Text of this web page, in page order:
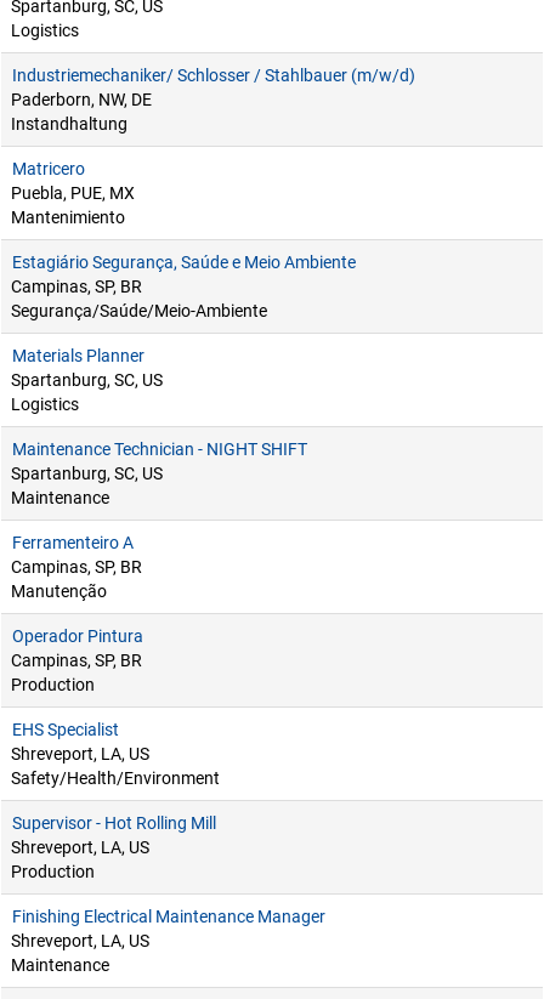
Spartanburg, SC, US
Logistics
Industriemechaniker/ Schlosser / Stahlbauer (m/w/d)
Paderborn, NW, DE
Instandhaltung
Matricero
Puebla, PUE, MX
Mantenimiento
Estagiário Segurança, Saúde e Meio Ambiente
Campinas, SP, BR
Segurança/Saúde/Meio-Ambiente
Materials Planner
Spartanburg, SC, US
Logistics
Maintenance Technician - NIGHT SHIFT
Spartanburg, SC, US
Maintenance
Ferramenteiro A
Campinas, SP, BR
Manutenção
Operador Pintura
Campinas, SP, BR
Production
EHS Specialist
Shreveport, LA, US
Safety/Health/Environment
Supervisor - Hot Rolling Mill
Shreveport, LA, US
Production
Finishing Electrical Maintenance Manager
Shreveport, LA, US
Maintenance